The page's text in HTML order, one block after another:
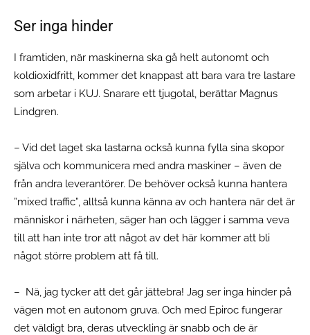
Ser inga hinder
I framtiden, när maskinerna ska gå helt autonomt och
koldioxidfritt, kommer det knappast att bara vara tre lastare
som arbetar i KUJ. Snarare ett tjugotal, berättar Magnus
Lindgren.
– Vid det laget ska lastarna också kunna fylla sina skopor
själva och kommunicera med andra maskiner – även de
från andra leverantörer. De behöver också kunna hantera
”mixed traffic”, alltså kunna känna av och hantera när det är
människor i närheten, säger han och lägger i samma veva
till att han inte tror att något av det här kommer att bli
något större problem att få till.
– Nä, jag tycker att det går jättebra! Jag ser inga hinder på
vägen mot en autonom gruva. Och med Epiroc fungerar
det väldigt bra, deras utveckling är snabb och de är